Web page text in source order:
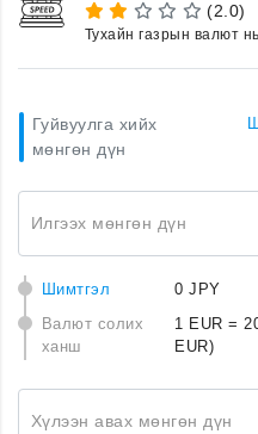
(2.0)
Тухайн газрын валют
Гуйвуулга хийх
мөнгөн дүн
Илгээх мөнгөн дүн
Шимтгэл
0 JPY
Валют солих
ханш
1 EUR =
EUR)
Хүлээн авах мөнгөн дүн